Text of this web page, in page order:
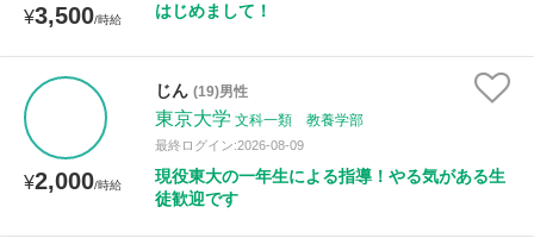
¥3,500/時給 はじめまして！
¥2,000/時給
じん (19)男性
東京大学 文科一類 教養学部
最終ログイン:2026-08-09
現役東大の一年生による指導！やる気がある生
徒歓迎です